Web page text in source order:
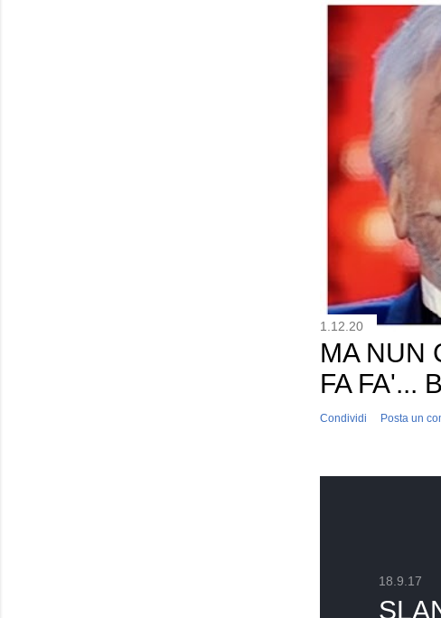
1.12.20
MA NUN
FA FA'...
Condividi Posta un
18.9.17